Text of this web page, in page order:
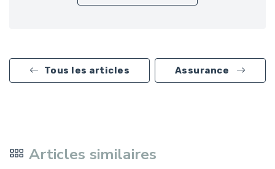
Tous les articles Assurance
Articles similaires